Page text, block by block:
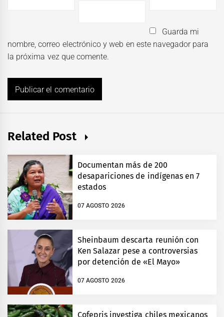
Guarda mi
nombre, correo electrónico y web en este navegador para
la próxima vez que comente.
Related Post
Documentan más de 200
desapariciones de indígenas en 7
estados
07 AGOSTO 2026
Sheinbaum descarta reunión con
Ken Salazar pese a controversias
por detención de «El Mayo»
07 AGOSTO 2026
Cofepris investiga chiles mexicanos